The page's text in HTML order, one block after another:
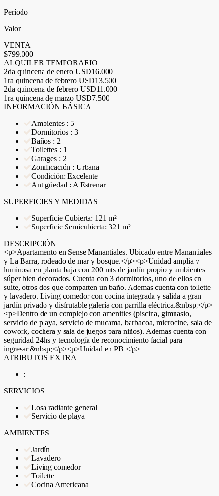
Período
Valor
VENTA
$799.000
ALQUILER TEMPORARIO
2da quincena de enero USD16.000
1ra quincena de febrero USD13.500
2da quincena de febrero USD11.000
1ra quincena de marzo USD7.500
INFORMACIÓN BÁSICA
Ambientes : 5
Dormitorios : 3
Baños : 2
Toilettes : 1
Garages : 2
Zonificación : Urbana
Condición: Excelente
Antigüedad : A Estrenar
SUPERFICIES Y MEDIDAS
Superficie Cubierta: 121 m²
Superficie Semicubierta: 321 m²
DESCRIPCIÓN
<p>Apartamento en Sense Manantiales. Ubicado entre Manantiales
y La Barra, rodeado de mar y bosque.</p><p>Unidad amplia y
luminosa en planta baja con 200 mts de jardín propio y ambientes
súper bien decorados. Cuenta con 3 dormitorios, uno de ellos en
suite, otros dos que comparten un baño. Ademas cuenta con toilette
y lavadero. Living comedor con cocina integrada y salida a gran
jardín privado y disfrutable galería con parrilla eléctrica.&nbsp;</p>
<p>Dentro de un complejo con amenities (piscina, gimnasio,
servicio de playa, servicio de mucama, barbacoa, microcine, sala de
cowork, cochera y sala de juegos para niños). Ademas cuenta con
seguridad 24hs y tecnología de reconocimiento facial para
ingresar.&nbsp;</p><p>Unidad en PB.</p>
ATRIBUTOS EXTRA
:
SERVICIOS
Losa radiante general
Servicio de playa
AMBIENTES
Jardín
Lavadero
Living comedor
Toilette
Cocina Americana